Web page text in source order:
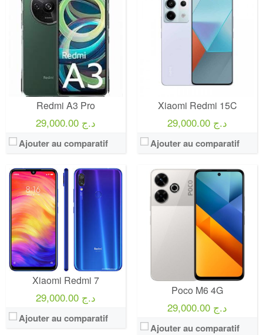
Redmi A3 Pro
29,000.00 د.ج
Ajouter au comparatif
Xiaomi Redmi 15C
29,000.00 د.ج
Ajouter au comparatif
Xiaomi Redmi 7
29,000.00 د.ج
Ajouter au comparatif
Poco M6 4G
29,000.00 د.ج
Ajouter au comparatif